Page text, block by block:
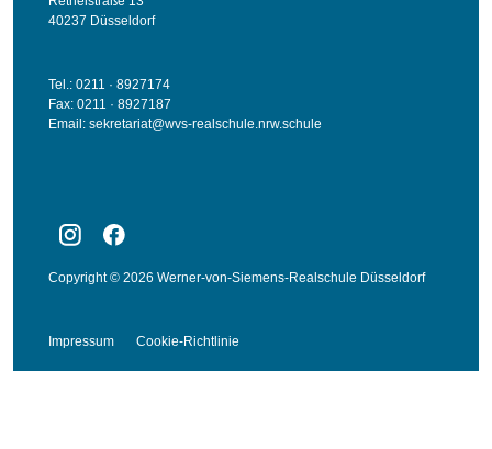
40237 Düsseldorf
Tel.: 0211 · 8927174
Fax: 0211 · 8927187
Email: sekretariat@wvs-realschule.nrw.schule
Copyright © 2026 Werner-von-Siemens-Realschule Düsseldorf
Impressum Cookie-Richtlinie